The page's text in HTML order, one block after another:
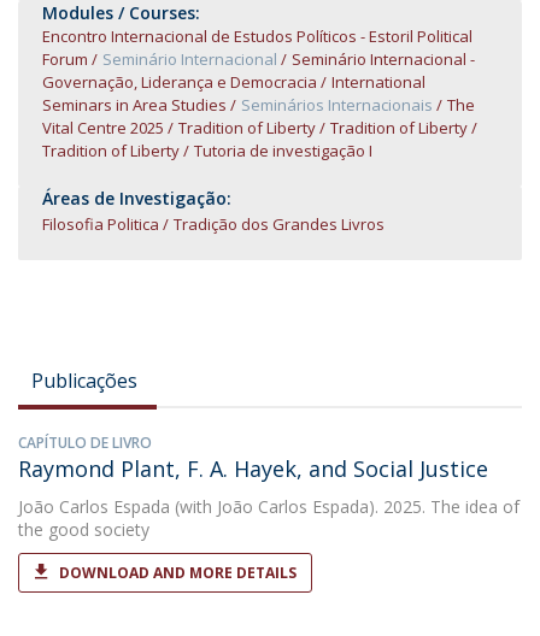
Modules / Courses:
Encontro Internacional de Estudos Políticos - Estoril Political
Forum
Seminário Internacional
Seminário Internacional -
Governação, Liderança e Democracia
International
Seminars in Area Studies
Seminários Internacionais
The
Vital Centre 2025
Tradition of Liberty
Tradition of Liberty
Tradition of Liberty
Tutoria de investigação I
Áreas de Investigação:
Filosofia Politica Tradição dos Grandes Livros
Publicações
CAPÍTULO DE LIVRO
Raymond Plant, F. A. Hayek, and Social Justice
João Carlos Espada (with João Carlos Espada). 2025. The idea of
the good society
DOWNLOAD AND MORE DETAILS